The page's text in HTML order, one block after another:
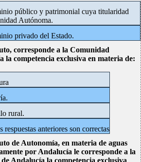
público y patrimonial cuya titularidad
Autónoma.
privado del Estado.
corresponde a la Comunidad
la competencia exclusiva en materia de:
rural.
respuestas anteriores son correctas
de Autonomía, en materia de aguas
por Andalucía le corresponde a la
Andalucía la competencia exclusiva